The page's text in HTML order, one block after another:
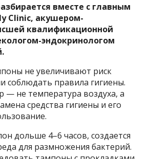
вместе с главным
Clinic, акушером-
квалификационной
эндокринологом
не увеличивают риск
соблюдать правила гигиены.
— не температура воздуха, а
средства гигиены и его
дольше 4–6 часов, создается
для размножения бактерий.